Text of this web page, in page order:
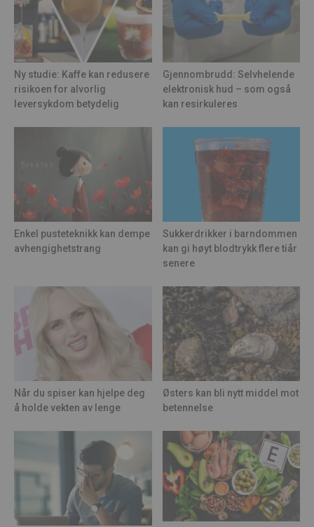
Ny studie: Kaffe kan redusere
risikoen for alvorlig
leversykdom betydelig
Gjennombrudd: Selvhelende
elektronisk hud – som også
kan resirkuleres
Enkel pusteteknikk kan dempe
avhengighetstrang
Sukkerdrikker i barndommen
kan gi høyt blodtrykk flere tiår
senere
Når du spiser kan hjelpe deg
å holde vekten av lenge
Østers kan bli nytt middel mot
betennelse